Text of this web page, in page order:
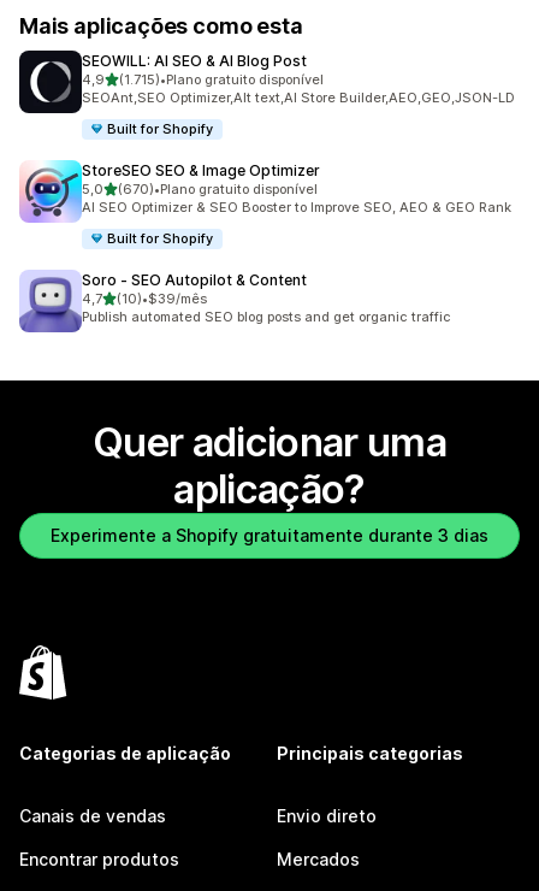
Mais aplicações como esta
SEOWILL: AI SEO & AI Blog Post
4,9de 5 estrelas
(1.715)
1715 total de avaliações
•Plano gratuito disponível
SEOAnt,SEO Optimizer,Alt text,AI Store Builder,AEO,GEO,JSON-LD
Built for Shopify
StoreSEO SEO & Image Optimizer
5,0de 5 estrelas
(670)
670 total de avaliações
•Plano gratuito disponível
AI SEO Optimizer & SEO Booster to Improve SEO, AEO & GEO Rank
Built for Shopify
Soro ‑ SEO Autopilot & Content
4,7de 5 estrelas
(10)
10 total de avaliações
•$39/mês
Publish automated SEO blog posts and get organic traffic
Quer adicionar uma
aplicação?
Experimente a Shopify gratuitamente durante 3 dias
Categorias de aplicação
Canais de vendas
Encontrar produtos
Principais categorias
Envio direto
Mercados